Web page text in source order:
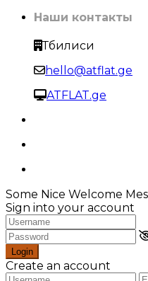
Наши контакты
Тбилиси
hello@atflat.ge
ATFLAT.ge
Some Nice Welcome
Sign into your account
Login
Create an account